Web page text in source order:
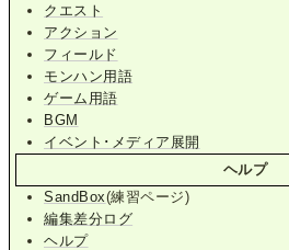
クエスト
アクション
フィールド
モンハン用語
ゲーム用語
BGM
イベント･メディア展開
ヘルプ
SandBox(練習ページ)
編集差分ログ
ヘルプ